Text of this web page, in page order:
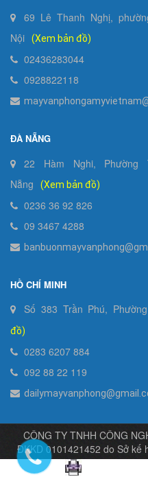
69 Lê Thanh Nghị,
Nội
(Xem bản đồ)
02436283044
0928822118
ĐÀ NẴNG
22 Hàm Nghi,
Nẵng
(Xem bản đồ)
0236 36 92 826
09 3467 4288
HỒ CHÍ MINH
Số 383 Trần Phú,
đồ)
0283 6207 884
092 88 22 119
CÔNG TY TNHH CÔNG
ĐKKD 0101421452 do Sở kế
04/